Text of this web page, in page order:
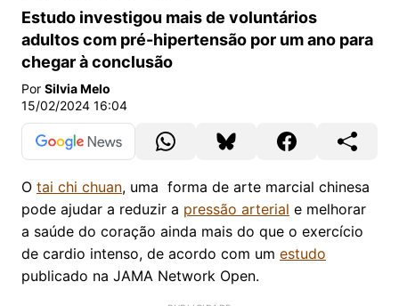
Estudo investigou mais de voluntários
adultos com pré-hipertensão por um ano para
chegar à conclusão
Por Silvia Melo
15/02/2024 16:04
O tai chi chuan, uma forma de arte marcial chinesa
pode ajudar a reduzir a pressão arterial e melhorar
a saúde do coração ainda mais do que o exercício
de cardio intenso, de acordo com um estudo
publicado na JAMA Network Open.